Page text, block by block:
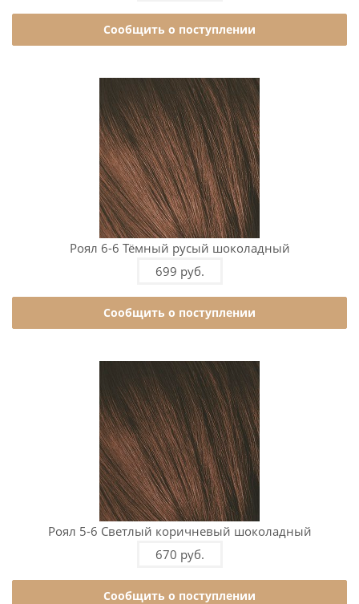
Сообщить о поступлении
Роял 6-6 Тёмный русый шоколадный
699 руб.
Сообщить о поступлении
Роял 5-6 Светлый коричневый шоколадный
670 руб.
Сообщить о поступлении